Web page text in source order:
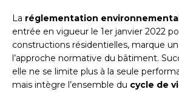
La réglementation
entrée en vigueur le 1er janvier 2022
constructions résidentielles, marque
l’approche normative du bâtiment.
elle ne se limite plus à la seule
mais intègre l’ensemble du cycle de